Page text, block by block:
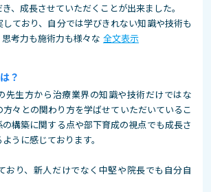
、成長させていただくことが出来ました。
ており、自分では学びきれない知識や技術も
考力も施術力も様々な 全文表示
？
先生方から治療業界の知識や技術だけではな
々との関わり方を学ばせていただいているこ
の構築に関する点や部下育成の視点でも成長さ
うに感じております。
おり、新人だけでなく中堅や院長でも自分自